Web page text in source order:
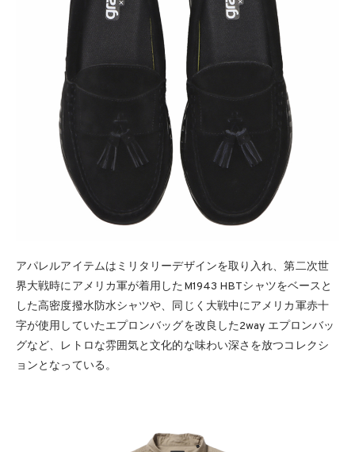
アパレルアイテムはミリタリーデザインを取り入れ、第二次世
界大戦時にアメリカ軍が着用したM1943 HBTシャツをベースと
した高密度撥水防水シャツや、同じく大戦中にアメリカ軍赤十
字が使用していたエプロンバッグを改良した2way エプロンバッ
グなど、レトロな雰囲気と文化的な味わい深さを放つコレクシ
ョンとなっている。